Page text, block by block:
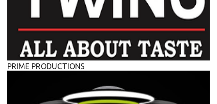
PRIME PRODUCTIONS